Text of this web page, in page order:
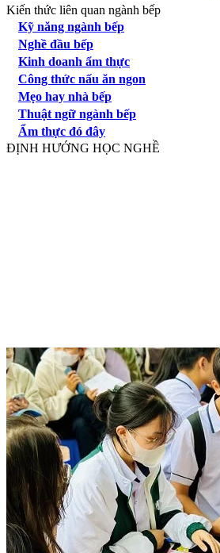
Kiến thức liên quan ngành bếp
Kỹ năng ngành bếp
Nghề đầu bếp
Kinh doanh ẩm thực
Công thức nấu ăn ngon
Mẹo hay nhà bếp
Thuật ngữ ngành bếp
Ẩm thực đó đây
ĐỊNH HƯỚNG HỌC NGHỀ